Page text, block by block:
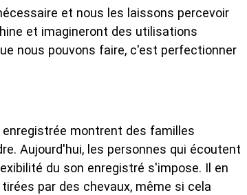
et nous les laissons percevoir
et imagineront des utilisations
nous pouvons faire, c'est perfectionner
montrent des familles
Aujourd'hui, les personnes qui écoutent
du son enregistré s'impose. Il en
par des chevaux, même si cela